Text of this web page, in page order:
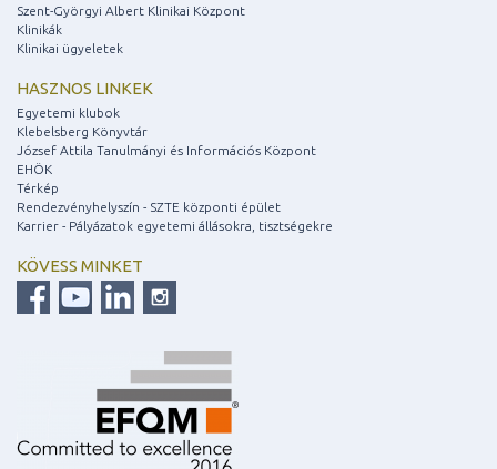
Szent-Györgyi Albert Klinikai Központ
Klinikák
Klinikai ügyeletek
HASZNOS LINKEK
Egyetemi klubok
Klebelsberg Könyvtár
József Attila Tanulmányi és Információs Központ
EHÖK
Térkép
Rendezvényhelyszín - SZTE központi épület
Karrier - Pályázatok egyetemi állásokra, tisztségekre
KÖVESS MINKET